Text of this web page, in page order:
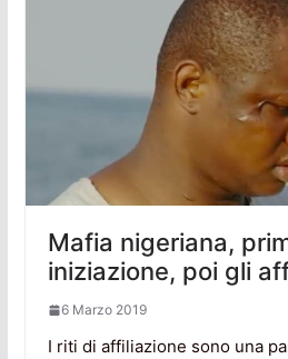
Mafia nigeriana,
iniziazione, poi gli
6 Marzo 2019
I riti di affiliazione sono una